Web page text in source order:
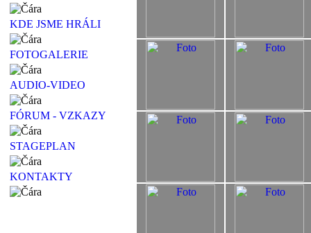
KDE JSME HRÁLI
FOTOGALERIE
AUDIO-VIDEO
FÓRUM - VZKAZY
STAGEPLAN
KONTAKTY